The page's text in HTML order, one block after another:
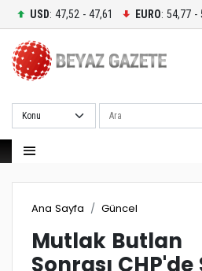
USD: 47,52 - 47,61 EURO: 54,77 -
Ara
Ana Sayfa Güncel
Mutlak Butlan
Sonrası